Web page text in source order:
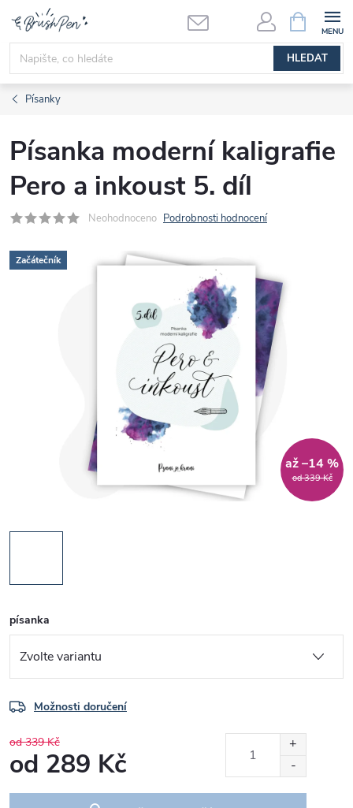
obsah
HLEDAT
NÁKUPNÍ
KOŠÍK
Písanky
Písanka moderní kaligrafie
Pero a inkoust 5. díl
Neohodnoceno Podrobnosti hodnocení
Začátečník
od 339 Kč
až –14 %
písanka
Možnosti doručení
od 339 Kč
od 289 Kč